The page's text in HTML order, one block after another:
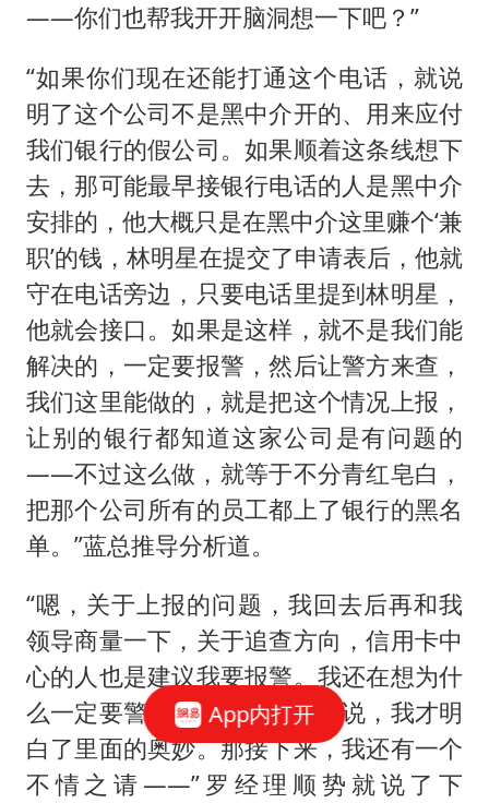
——你们也帮我开开脑洞想一下吧？”
“如果你们现在还能打通这个电话，就说
明了这个公司不是黑中介开的、用来应付
我们银行的假公司。如果顺着这条线想下
去，那可能最早接银行电话的人是黑中介
安排的，他大概只是在黑中介这里赚个‘兼
职’的钱，林明星在提交了申请表后，他就
守在电话旁边，只要电话里提到林明星，
他就会接口。如果是这样，就不是我们能
解决的，一定要报警，然后让警方来查，
我们这里能做的，就是把这个情况上报，
让别的银行都知道这家公司是有问题的
——不过这么做，就等于不分青红皂白，
把那个公司所有的员工都上了银行的黑名
单。”蓝总推导分析道。
“嗯，关于上报的问题，我回去后再和我
领导商量一下，关于追查方向，信用卡中
心的人也是建议我要报警。我还在想为什
么一定要警方介入，你刚才一说，我才明
白了里面的奥妙。那接下来，我还有一个
不情之请——”罗经理顺势就说了下
App内打开